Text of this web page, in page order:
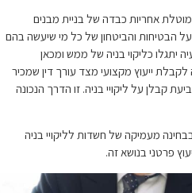
כבדה של בניית מבנים
והביטחון של כל מי שיעשה בהם
כליקוי בניה של ממש ומכאן
מקצועי מצד עורך דין שמכיר
על ליקויי בניה. זו הדרך הנכונה
מעמיקה של חשדות לליקויי בניה
בנושא זה.